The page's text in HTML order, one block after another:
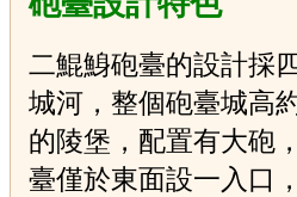
二鯤鯓砲臺的設計採
城河，整個砲臺城高
的陵堡，配置有大砲
臺僅於東面設一入口